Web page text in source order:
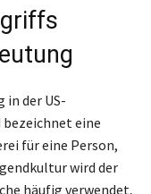
in der US-
eine
für eine Person,
wird der
häufig verwendet,